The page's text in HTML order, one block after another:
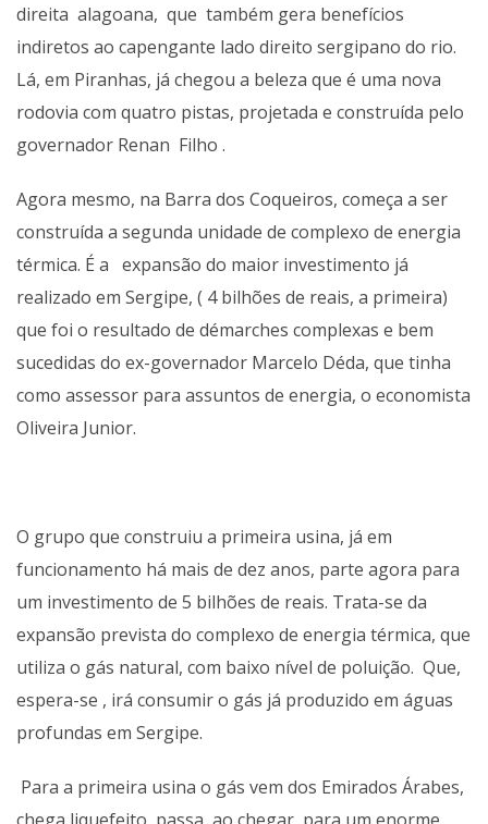
direita alagoana, que também gera benefícios
indiretos ao capengante lado direito sergipano do rio.
Lá, em Piranhas, já chegou a beleza que é uma nova
rodovia com quatro pistas, projetada e construída pelo
governador Renan Filho .
Agora mesmo, na Barra dos Coqueiros, começa a ser
construída a segunda unidade de complexo de energia
térmica. É a expansão do maior investimento já
realizado em Sergipe, ( 4 bilhões de reais, a primeira)
que foi o resultado de démarches complexas e bem
sucedidas do ex-governador Marcelo Déda, que tinha
como assessor para assuntos de energia, o economista
Oliveira Junior.
O grupo que construiu a primeira usina, já em
funcionamento há mais de dez anos, parte agora para
um investimento de 5 bilhões de reais. Trata-se da
expansão prevista do complexo de energia térmica, que
utiliza o gás natural, com baixo nível de poluição. Que,
espera-se , irá consumir o gás já produzido em águas
profundas em Sergipe.
Para a primeira usina o gás vem dos Emirados Árabes,